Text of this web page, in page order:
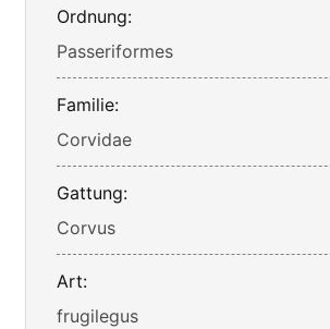
Ordnung:
Passeriformes
Familie:
Corvidae
Gattung:
Corvus
Art:
frugilegus